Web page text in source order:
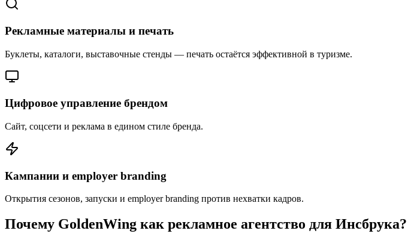
Рекламные материалы и печать
Буклеты, каталоги, выставочные стенды — печать остаётся эффективной в туризме.
Цифровое управление брендом
Сайт, соцсети и реклама в едином стиле бренда.
Кампании и employer branding
Открытия сезонов, запуски и employer branding против нехватки кадров.
Почему GoldenWing как рекламное агентство для Инсбрука?